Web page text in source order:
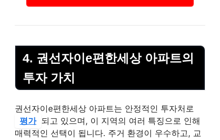
4. 권선자이e편한세상 아파트의
투자 가치
권선자이e편한세상 아파트는 안정적인 투자처로
평가 되고 있으며, 이 지역의 여러 특징으로 인해
매력적인 선택이 됩니다. 주거 환경이 우수하고, 교